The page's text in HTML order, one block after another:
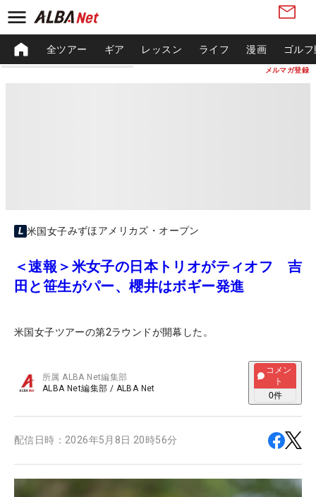
メルマガ登録
全ツアー ギア レッスン ライフ 漫画 ゴル
米国女子みずほアメリカズ・オープン
＜速報＞米女子の日本トリオがティオフ 吉
田と笹生がパー、櫻井はボギー発進
米国女子ツアーの第2ラウンドが開幕した。
所属ALBA Net編集部
ALBA Net編集部 / ALBA Net
コメン
ト
0件
配信日時： 2026年5月8日 20時56分